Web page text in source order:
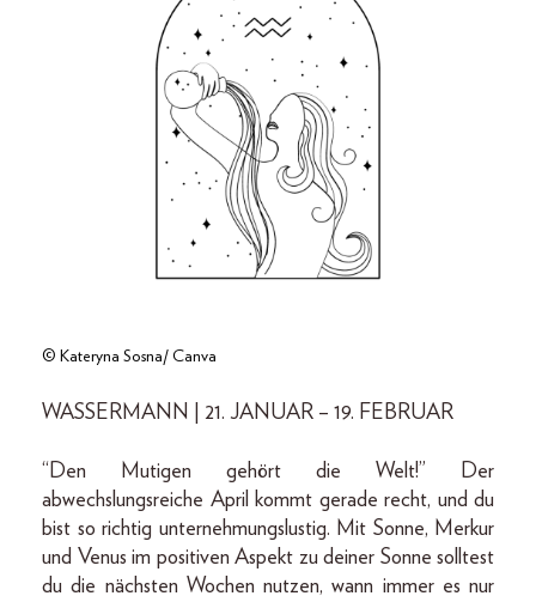
© Kateryna Sosna/ Canva
WASSERMANN | 21. JANUAR – 19. FEBRUAR
“Den Mutigen gehört die Welt!” Der
abwechslungsreiche April kommt gerade recht, und du
bist so richtig unternehmungslustig. Mit Sonne, Merkur
und Venus im positiven Aspekt zu deiner Sonne solltest
du die nächsten Wochen nutzen, wann immer es nur